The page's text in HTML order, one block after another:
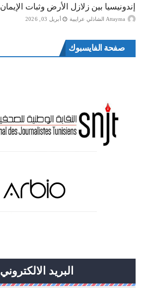
إندونيسيا بين زلازل الأرض وثبات الإيمان
Attayma الشاذلي عرايبية أبريل 03, 2026
صفحة الفايسبوك
البريد الالكتروني